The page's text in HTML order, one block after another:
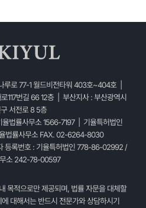
루로 77-1 월드비전타워 403호~404호 |
117번길 66 12층 | 부산지사 : 부산광역시
서전로 8 5층
법률사무소 1566-7197 | 기율특허법인
법률사무소 FAX. 02-6264-8030
록번호 : 기율특허법인 778-86-02992 /
소 242-78-00597
목적으로만 제공되며, 법률 자문을 대체할
대해서는 반드시 전문가와 상담하시기